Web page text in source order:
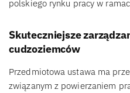
polskiego rynku pracy w
Skuteczniejsze
cudzoziemców
Przedmiotowa ustawa ma
związanym z powierzaniem